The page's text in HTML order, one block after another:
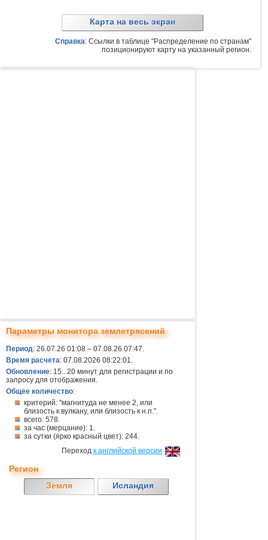
Карта на весь экран
Справка: Ссылки в таблице "Распределение по странам"
позиционируют карту на указанный регион.
Параметры монитора землетрясений
Период: 26.07.26 01:08 – 07.08.26 07:47.
Время расчета: 07.08.2026 08:22:01.
Обновление: 15...20 минут для регистрации и по
запросу для отображения.
Общее количество:
критерий: "магнитуда не менее 2, или
близость к вулкану, или близость к н.п.".
всего: 578.
за час (мерцание): 1.
за сутки (ярко красный цвет): 244.
Переход к английской версии
Регион
Земля
Исландия